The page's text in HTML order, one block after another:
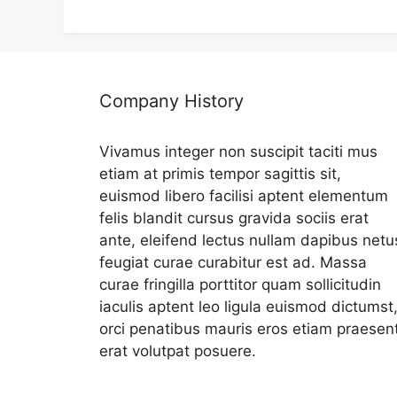
Company History
Vivamus integer non suscipit taciti mus
etiam at primis tempor sagittis sit,
euismod libero facilisi aptent elementum
felis blandit cursus gravida sociis erat
ante, eleifend lectus nullam dapibus
feugiat curae curabitur est ad. Massa
curae fringilla porttitor quam sollicitudin
iaculis aptent leo ligula euismod dictumst,
orci penatibus mauris eros etiam
erat volutpat posuere.